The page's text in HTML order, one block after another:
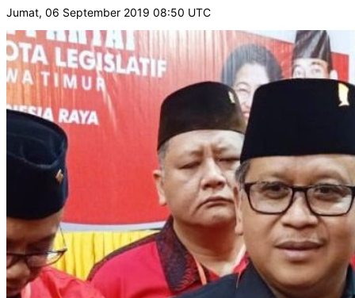
Jumat, 06 September 2019 08:50 UTC